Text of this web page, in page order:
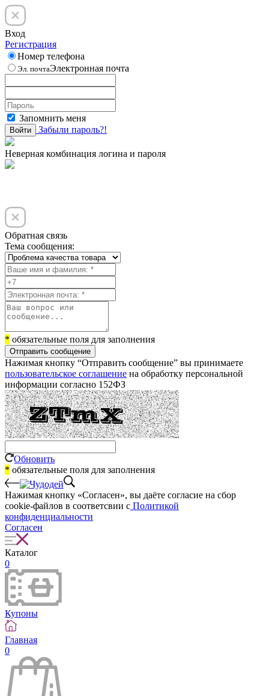
Вход
Регистрация
Номер телефона
Эл. почтаЭлектронная почта
Запомнить меня
Войти Забыли пароль?!
Неверная комбинация логина и пароля
Обратная связь
Тема сообщения:
* обязательные поля для заполнения
Отправить сообщение
Нажимая кнопку “Отправить сообщение” вы принимаете
пользовательское соглашение на обработку персональной
информации согласно 152ФЗ
Обновить
* обязательные поля для заполнения
Нажимая кнопку «Согласен», вы даёте cогласие на сбор
cookie-файлов в соответсвии с Политикой
конфиденциальности
Согласен
Каталог
0
Купоны
Главная
0